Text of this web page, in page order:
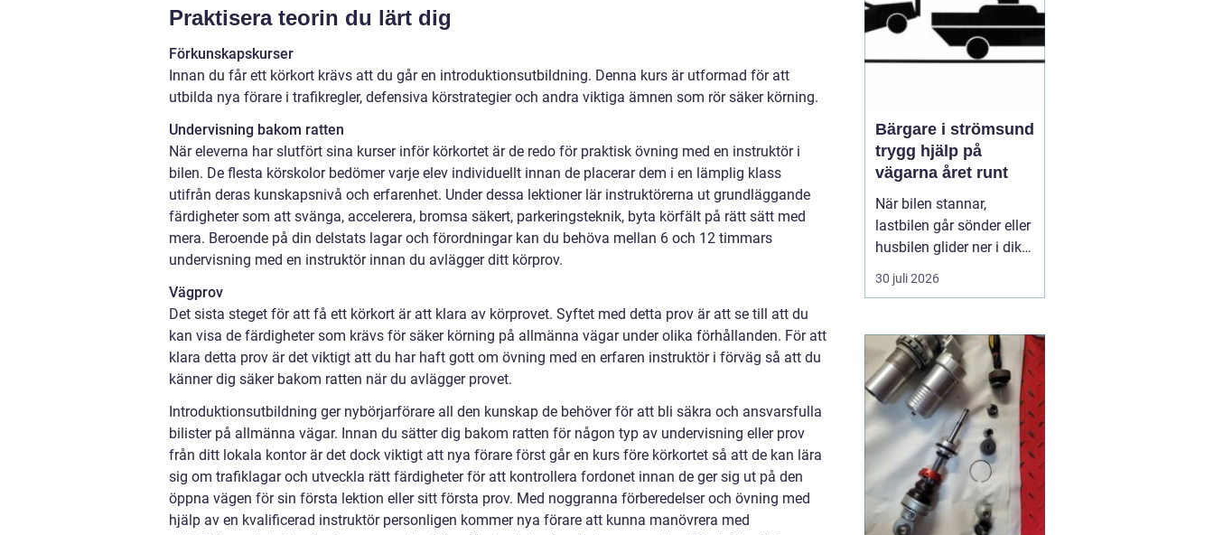
Praktisera teorin du lärt dig
Förkunskapskurser
Innan du får ett körkort krävs att du går en introduktionsutbildning. Denna kurs är utformad för att
utbilda nya förare i trafikregler, defensiva körstrategier och andra viktiga ämnen som rör säker körning.
Undervisning bakom ratten
När eleverna har slutfört sina kurser inför körkortet är de redo för praktisk övning med en instruktör i
bilen. De flesta körskolor bedömer varje elev individuellt innan de placerar dem i en lämplig klass
utifrån deras kunskapsnivå och erfarenhet. Under dessa lektioner lär instruktörerna ut grundläggande
färdigheter som att svänga, accelerera, bromsa säkert, parkeringsteknik, byta körfält på rätt sätt med
mera. Beroende på din delstats lagar och förordningar kan du behöva mellan 6 och 12 timmars
undervisning med en instruktör innan du avlägger ditt körprov.
Vägprov
Det sista steget för att få ett körkort är att klara av körprovet. Syftet med detta prov är att se till att du
kan visa de färdigheter som krävs för säker körning på allmänna vägar under olika förhållanden. För att
klara detta prov är det viktigt att du har haft gott om övning med en erfaren instruktör i förväg så att du
känner dig säker bakom ratten när du avlägger provet.
Introduktionsutbildning ger nybörjarförare all den kunskap de behöver för att bli säkra och ansvarsfulla
bilister på allmänna vägar. Innan du sätter dig bakom ratten för någon typ av undervisning eller prov
från ditt lokala kontor är det dock viktigt att nya förare först går en kurs före körkortet så att de kan lära
sig om trafiklagar och utveckla rätt färdigheter för att kontrollera fordonet innan de ger sig ut på den
öppna vägen för sin första lektion eller sitt första prov. Med noggranna förberedelser och övning med
hjälp av en kvalificerad instruktör personligen kommer nya förare att kunna manövrera med
Bärgare i strömsund
trygg hjälp på
vägarna året runt
När bilen stannar,
lastbilen går sönder eller
husbilen glider ner i diket
är behovet enkelt: snabb,
trygg och lugn hjälp på
de omgivande delarna
av Jämtland och södra
Lappland spelar
bärgningsfirmorna en
avgörande roll för att ...
30 juli 2026